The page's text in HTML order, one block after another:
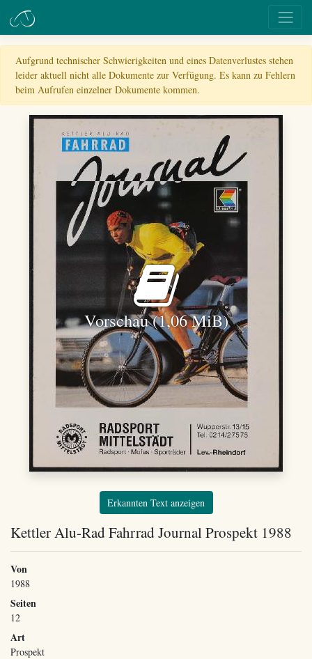
Aufgrund technischer Schwierigkeiten und eines Datenverlustes stehen
leider aktuell nicht alle Dokumente zur Verfügung. Es kann zu Fehlern
beim Aufrufen einzelner Dokumente kommen.
Vorschau (1,06 MiB)
Erkannten Text anzeigen
Kettler Alu-Rad Fahrrad Journal Prospekt 1988
Von
1988
Seiten
12
Art
Prospekt